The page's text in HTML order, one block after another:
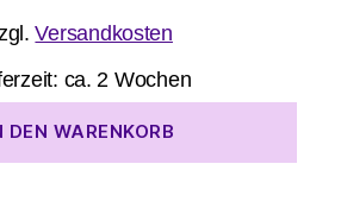
Versandkosten
ca. 2 Wochen
DEN WARENKORB